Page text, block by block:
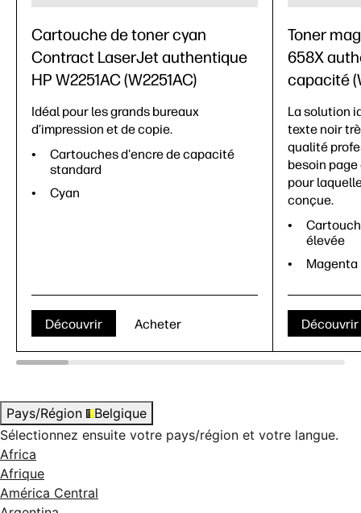
Cartouche de toner cyan
Contract LaserJet authentique
HP W2251AC (W2251AC)
Idéal pour les grands bureaux
d’impression et de copie.
Cartouches d'encre de capacité
standard
Cyan
Découvrir Acheter
Toner
658X
capacité
La solution
texte noir
qualité
besoin page
pour
conçue.
élevée
Magenta
Découvrir
Pays/Région
Belgique
Sélectionnez ensuite votre pays/région et votre langue.
Africa
Afrique
América Central